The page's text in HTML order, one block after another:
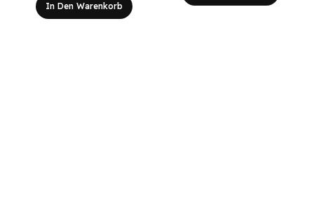
In Den Warenkorb